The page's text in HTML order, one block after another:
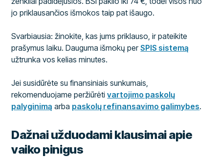
jo priklausančios išmokos taip pat išaugo.
Svarbiausia: žinokite, kas jums priklauso, ir pateikite
prašymus laiku. Dauguma išmokų perSPIS sistemą
užtrunka vos kelias minutes.
Jei susidūrėte su finansiniais sunkumais,
rekomenduojame peržiūrėtivartojimo paskolų
palyginimą arba paskolų refinansavimo galimybes.
Dažnai užduodami klausimai apie
vaiko pinigus